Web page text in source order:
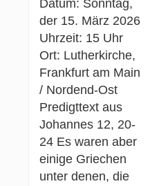
Datum: Sonntag,
der 15. März 2026
Uhrzeit: 15 Uhr
Ort: Lutherkirche,
Frankfurt am Main
/ Nordend-Ost
Predigttext aus
Johannes 12, 20-
24 Es waren aber
einige Griechen
unter denen, die